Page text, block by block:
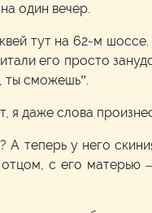
один вечер.
тут на 62-м шоссе.
его просто
ты сможешь”.
я даже слова
А теперь у него
с его матерью